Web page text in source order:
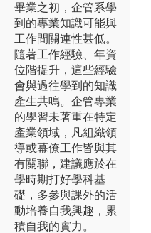
畢業之初，企管系學
到的專業知識可能與
工作間關連性甚低。
隨著工作經驗、年資
位階提升，這些經驗
會與過往學到的知識
產生共鳴。企管專業
的學習未著重在特定
產業領域，凡組織領
導或幕僚工作皆與其
有關聯，建議應於在
學時期打好學科基
礎，多參與課外的活
動培養自我興趣，累
積自我的實力。